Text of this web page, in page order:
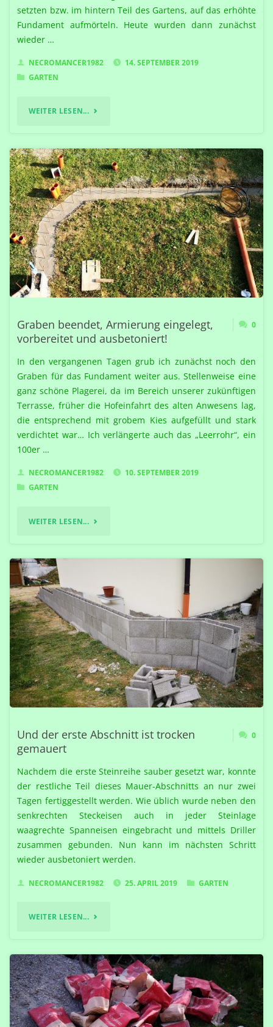
setzten bzw. im hintern Teil des Gartens, auf das erhöhte
Fundament aufmörteln. Heute wurden dann zunächst
wieder …
NECROMANCER1982
14. SEPTEMBER 2019
GARTEN
WEITER LESEN... "DIE
WERDEN
WENIGER…"
Graben beendet, Armierung eingelegt,
vorbereitet und ausbetoniert!
0
In den vergangenen Tagen grub ich zunächst noch den
Graben für das Fundament weiter aus. Stellenweise eine
ganz schöne Plagerei, da im Bereich unserer zukünftigen
Terrasse, früher die Hofeinfahrt des alten Anwesens lag,
die entsprechend mit grobem Kies aufgefüllt und stark
verdichtet war… Ich verlängerte auch das „Leerrohr“, ein
100er …
NECROMANCER1982
10. SEPTEMBER 2019
GARTEN
WEITER LESEN... "GRABEN
EINGELEGT,
VORBEREITET
UND
AUSBETONIERT!"
Und der erste Abschnitt ist trocken
gemauert
0
Nachdem die erste Steinreihe sauber gesetzt war, konnte
der restliche Teil dieses Mauer-Abschnitts an nur zwei
Tagen fertiggestellt werden. Wie üblich wurde neben den
senkrechten Steckeisen auch in jeder Steinlage
waagrechte Spanneisen eingebracht und mittels Driller
zusammen gebunden. Nun kann im nächsten Schritt
wieder ausbetoniert werden.
NECROMANCER1982 25. APRIL 2019 GARTEN
WEITER LESEN... "UND
ERSTE
ABSCHNITT
IST